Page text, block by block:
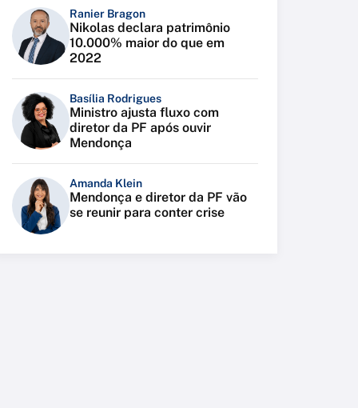
Ranier Bragon
Nikolas declara patrimônio
10.000% maior do que em
2022
Basília Rodrigues
Ministro ajusta fluxo com
diretor da PF após ouvir
Mendonça
Amanda Klein
Mendonça e diretor da PF vão
se reunir para conter crise